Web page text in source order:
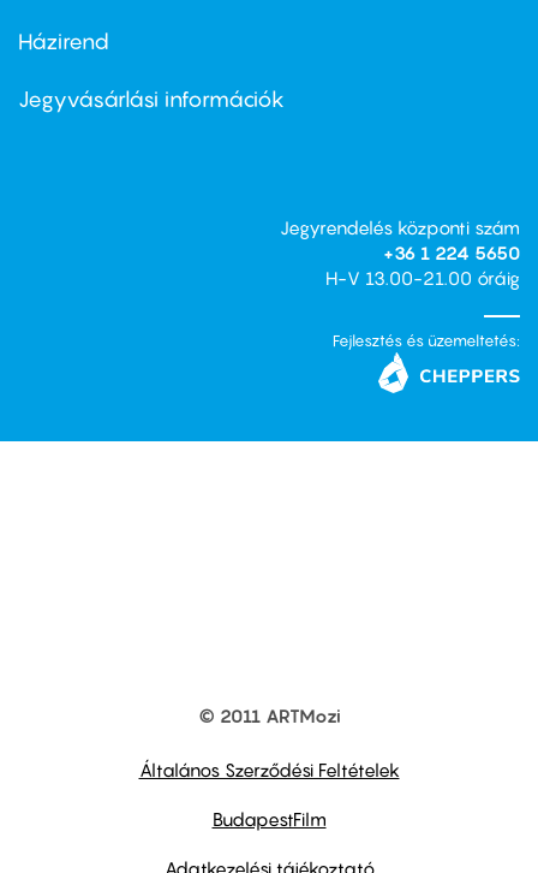
Footer
second
Házirend
Jegyvásárlási információk
Jegyrendelés központi szám
+36 1 224 5650
H-V 13.00-21.00 óráig
Fejlesztés és üzemeltetés:
© 2011 ARTMozi
Általános Szerződési Feltételek
BudapestFilm